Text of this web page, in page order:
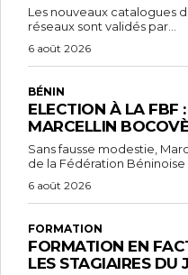
Les nouveaux catalogues
réseaux sont validés par...
6 août 2026
BÉNIN
ELECTION À LA FBF
MARCELLIN
Sans fausse modestie,
de la Fédération Béninoise
6 août 2026
FORMATION
FORMATION EN
LES STAGIAIRES DU